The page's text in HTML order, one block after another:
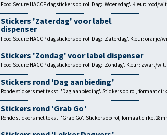
Food Secure HACCP dagstickers op rol. Dag: 'Woensdag'. Kleur: rood/
Stickers 'Zaterdag' voor label
dispenser
Food Secure HACCP dagstickers op rol. Dag: 'Zaterdag'. Kleur: oranje/
Stickers 'Zondag' voor label dispenser
Food Secure HACCP dagstickers op rol. Dag: 'Zondag'. Kleur: zwart/
Stickers rond 'Dag aanbieding'
Ronde stickers met tekst: 'Dag aanbieding'. Stickers op rol, formaat
Stickers rond 'Grab Go'
Ronde stickers met tekst: 'Grab Go'. Stickers op rol, formaat cirkel